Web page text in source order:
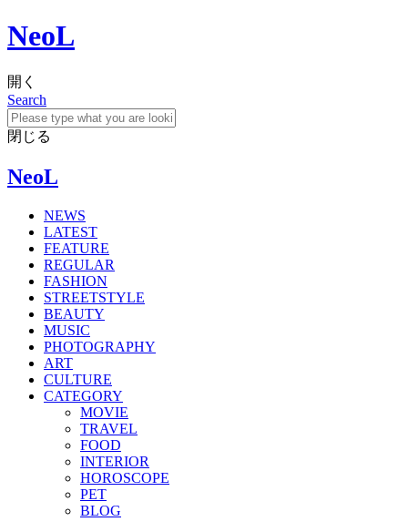
NeoL
開く
Search
閉じる
NeoL
NEWS
LATEST
FEATURE
REGULAR
FASHION
STREETSTYLE
BEAUTY
MUSIC
PHOTOGRAPHY
ART
CULTURE
CATEGORY
MOVIE
TRAVEL
FOOD
INTERIOR
HOROSCOPE
PET
BLOG